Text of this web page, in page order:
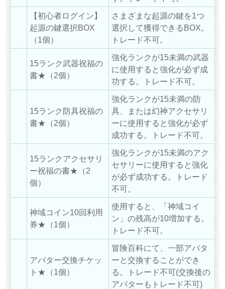
【初心者ログイン】
起源の鍵選択BOX
（1個）
さまざまな起源の鍵を1つ
選択して獲得できるBOX。
トレード不可。
15ランク武器祝福の
書★（2個）
強化ランクが15未満の武器
に使用すると強化が必ず成
功する。トレード不可。
15ランク防具祝福の
書★（2個）
強化ランクが15未満の防
具、または幻神アクセサリ
ーに使用すると強化が必ず
成功する。トレード不可。
15ランクアクセサリ
ー祝福の書★（2
個）
強化ランクが15未満のアク
セサリーに使用すると強化
が必ず成功する。トレード
不可。
神域コイン10回利用
券★（1個）
使用すると、「神域コイ
ン」の残高が10増加する。
トレード不可。
アバター交換チケッ
ト★（1個）
冒険百科にて、一部アバタ
ーと交換することができ
る。トレード不可(交換後の
アバターもトレード不可)